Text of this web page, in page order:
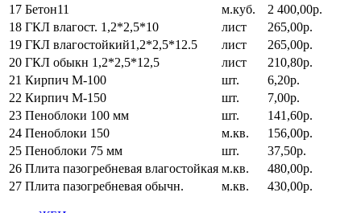
17 Бетон11 м.куб.
2 400,00р.
18 ГКЛ влагост. 1,2*2,5*10 лист
265,00р.
19 ГКЛ влагостойкий1,2*2,5*12.5 лист
265,00р.
20 ГКЛ обыкн 1,2*2,5*12,5 лист
210,80р.
21 Кирпич М-100 шт.
6,20р.
22 Кирпич М-150 шт.
7,00р.
23 Пеноблоки 100 мм шт.
141,60р.
24 Пеноблоки 150 м.кв.
156,00р.
25 Пеноблоки 75 мм шт.
37,50р.
26 Плита пазогребневая влагостойкая м.кв.
480,00р.
27 Плита пазогребневая обычн. м.кв. 430,00р.